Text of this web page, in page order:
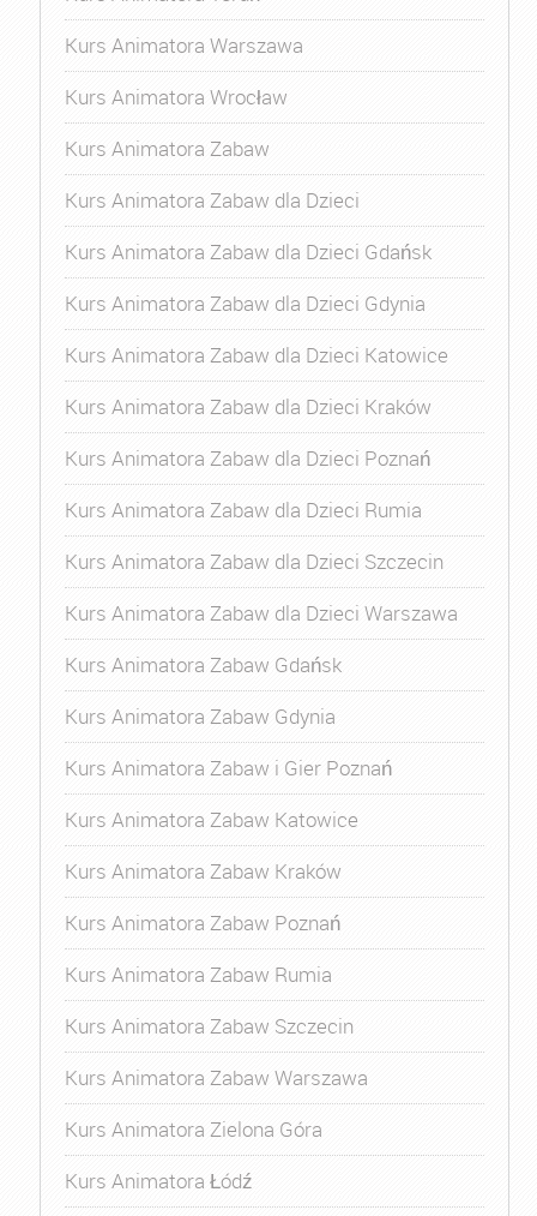
Kurs Animatora Warszawa
Kurs Animatora Wrocław
Kurs Animatora Zabaw
Kurs Animatora Zabaw dla Dzieci
Kurs Animatora Zabaw dla Dzieci Gdańsk
Kurs Animatora Zabaw dla Dzieci Gdynia
Kurs Animatora Zabaw dla Dzieci Katowice
Kurs Animatora Zabaw dla Dzieci Kraków
Kurs Animatora Zabaw dla Dzieci Poznań
Kurs Animatora Zabaw dla Dzieci Rumia
Kurs Animatora Zabaw dla Dzieci Szczecin
Kurs Animatora Zabaw dla Dzieci Warszawa
Kurs Animatora Zabaw Gdańsk
Kurs Animatora Zabaw Gdynia
Kurs Animatora Zabaw i Gier Poznań
Kurs Animatora Zabaw Katowice
Kurs Animatora Zabaw Kraków
Kurs Animatora Zabaw Poznań
Kurs Animatora Zabaw Rumia
Kurs Animatora Zabaw Szczecin
Kurs Animatora Zabaw Warszawa
Kurs Animatora Zielona Góra
Kurs Animatora Łódź